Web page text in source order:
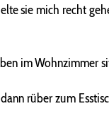
sie mich recht
im Wohnzimmer
rüber zum